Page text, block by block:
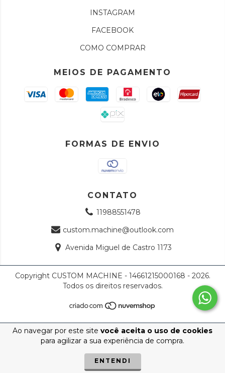
Ao navegar por este site você aceita o uso de cookies
para agilizar a sua experiência de compra.
ENTENDI
INSTAGRAM
FACEBOOK
COMO COMPRAR
MEIOS DE PAGAMENTO
FORMAS DE ENVIO
CONTATO
11988551478
custom.machine@outlook.com
Avenida Miguel de Castro 1173
Copyright CUSTOM MACHINE - 14661215000168 - 2026.
Todos os direitos reservados.